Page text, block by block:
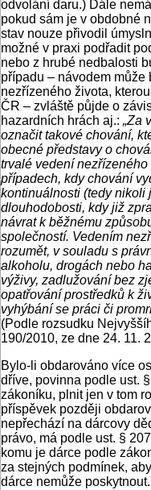
odvolání daru.) Dále
pokud sám je v obdobné
stav nouze přivodil
možné v praxi podřadit
nebo z hrubé nedbalosti
případu – návodem
nezřízeného života,
ČR – zvláště půjde o
hazardních hrách aj.: „Za
označit takové chování,
obecné představy o
trvalé vedení
případech, kdy chování
kontinuálnosti (tedy nikoli
dlouhodobosti, kdy již
návrat k běžnému
společností. Vedením
rozumět, v souladu s
alkoholu, drogách nebo
výživy, zadlužování bez
opatřování prostředků k
vyhýbání se práci či
(Podle rozsudku
190/2010, ze dne 24. 11.
Bylo-li obdarováno více
dříve, povinna podle ust.
zákoníku, plnit jen v tom
příspěvek později
nepřechází na dárcovy
právo, má podle ust. §
komu je dárce podle
za stejných podmínek,
dárce nemůže poskytnout.